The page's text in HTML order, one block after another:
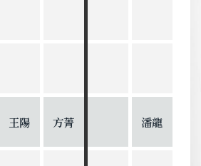
潘龍
方菁
王陽